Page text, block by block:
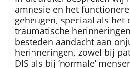
amnesie en het
geheugen, speciaal als het
traumatische
besteden aandacht aan
herinneringen, zowel bij
DIS als bij ‘normale’